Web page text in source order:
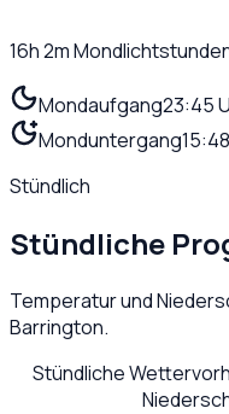
16h 2m
Mondaufgang23:45
Monduntergang
Stündlich
Stündliche
Temperatur und
Barrington.
Stündliche